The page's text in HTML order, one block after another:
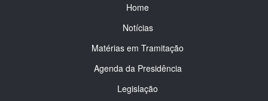
Home
Notícias
Matérias em Tramitação
Agenda da Presidência
Legislação